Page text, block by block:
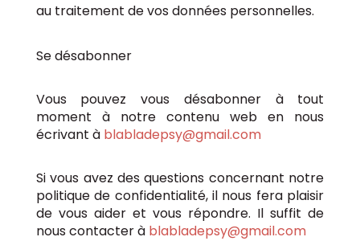
au traitement de vos données personnelles.
Se désabonner
Vous pouvez vous désabonner à tout
moment à notre contenu web en nous
écrivant à blabladepsy@gmail.com
Si vous avez des questions concernant notre
politique de confidentialité, il nous fera plaisir
de vous aider et vous répondre. Il suffit de
nous contacter à blabladepsy@gmail.com